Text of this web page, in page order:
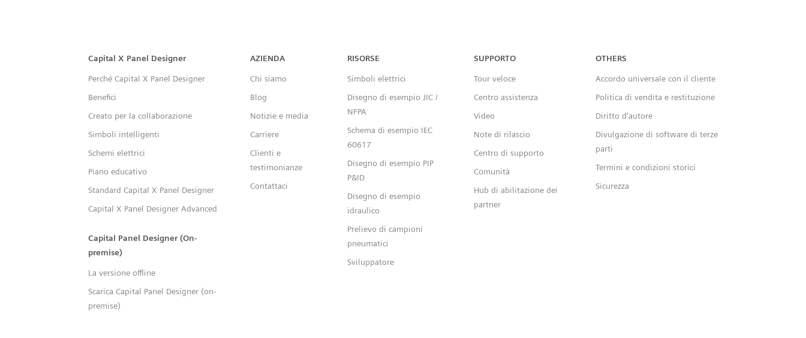
Capital™ X Panel Designer
Capital X Panel Designer
Perché Capital X Panel Designer
Benefici
Creato per la collaborazione
Simboli intelligenti
Schemi elettrici
Piano educativo
Standard Capital X Panel Designer
Capital X Panel Designer Advanced
Capital Panel Designer (On-
premise)
La versione offline
Scarica Capital Panel Designer (on-
premise)
AZIENDA
Chi siamo
Blog
Notizie e media
Carriere
Clienti e
testimonianze
Contattaci
RISORSE
Simboli elettrici
Disegno di esempio JIC /
NFPA
Schema di esempio IEC
60617
Disegno di esempio PIP
P&ID
Disegno di esempio
idraulico
Prelievo di campioni
pneumatici
Sviluppatore
SUPPORTO
Tour veloce
Centro assistenza
Video
Note di rilascio
Centro di supporto
Comunità
Hub di abilitazione dei
partner
OTHERS
Accordo universale con il cliente
Politica di vendita e restituzione
Diritto d'autore
Divulgazione di software di terze
parti
Termini e condizioni storici
Sicurezza